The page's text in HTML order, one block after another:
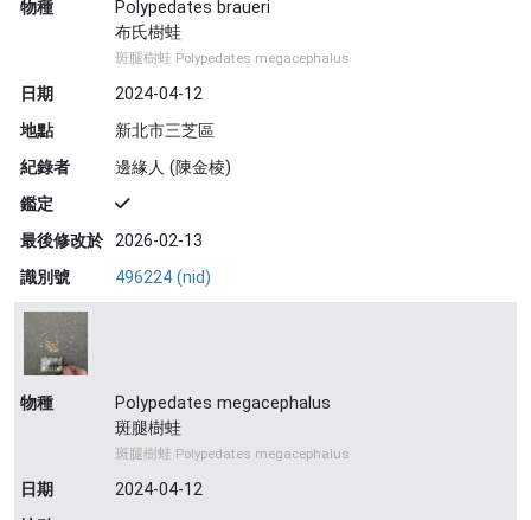
物種
Polypedates braueri
布氏樹蛙
斑腿樹蛙 Polypedates megacephalus
日期
2024-04-12
地點
新北市三芝區
紀錄者
邊緣人 (陳金棱)
鑑定
最後修改於 2026-02-13
識別號
496224 (nid)
物種
Polypedates megacephalus
斑腿樹蛙
斑腿樹蛙 Polypedates megacephalus
日期
2024-04-12